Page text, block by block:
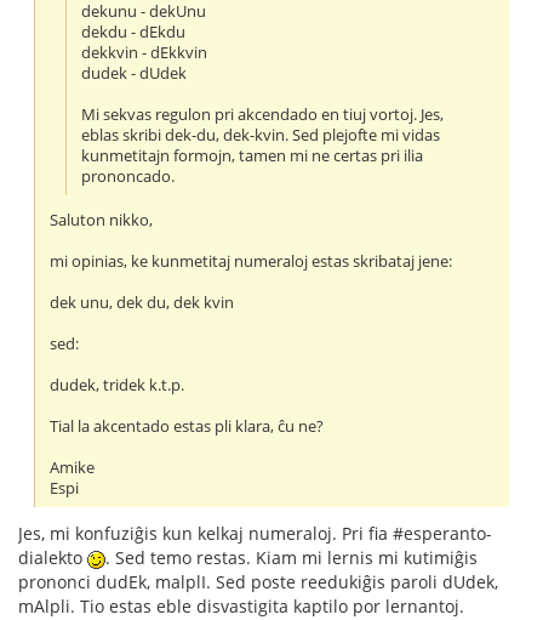
dekunu - dekUnu
dekdu - dEkdu
dekkvin - dEkkvin
dudek - dUdek
Mi sekvas regulon pri akcendado en tiuj vortoj. Jes,
eblas skribi dek-du, dek-kvin. Sed plejofte mi vidas
kunmetitajn formojn, tamen mi ne certas pri ilia
prononcado.
Saluton nikko,
mi opinias, ke kunmetitaj numeraloj estas skribataj jene:
dek unu, dek du, dek kvin
sed:
dudek, tridek k.t.p.
Tial la akcentado estas pli klara, ĉu ne?
Amike
Espi
Jes, mi konfuziĝis kun kelkaj numeraloj. Pri fia #esperanto-
dialekto
. Sed temo restas. Kiam mi lernis mi kutimiĝis
prononci dudEk, malplI. Sed poste reedukiĝis paroli dUdek,
mAlpli. Tio estas eble disvastigita kaptilo por lernantoj.